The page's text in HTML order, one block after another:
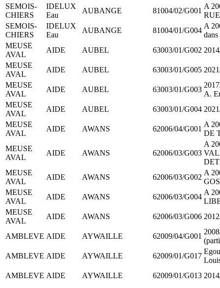
SEMOIS-
CHIERS
IDELUX
Eau
AUBANGE 81004/02/G001
A
SEMOIS-
CHIERS
IDELUX
Eau
AUBANGE 81004/01/G004
A
MEUSE
AVAL
AIDE AUBEL 63003/01/G002
MEUSE
AVAL
AIDE AUBEL 63003/01/G005
MEUSE
AVAL
AIDE AUBEL 63003/01/G003
A.
MEUSE
AVAL
AIDE AUBEL 63003/01/G004
MEUSE
AVAL
AIDE AWANS 62006/04/G001
A
DE
MEUSE
AVAL
AIDE AWANS 62006/03/G003
A
MEUSE
AVAL
AIDE AWANS 62006/03/G002
A
MEUSE
AVAL
AIDE AWANS 62006/03/G004
A
MEUSE
AVAL
AIDE AWANS 62006/03/G006
AMBLEVE AIDE AYWAILLE 62009/04/G001
AMBLEVE AIDE AYWAILLE 62009/01/G017
AMBLEVE AIDE AYWAILLE 62009/01/G013